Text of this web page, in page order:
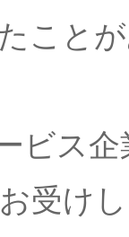
こと
ビス
受け